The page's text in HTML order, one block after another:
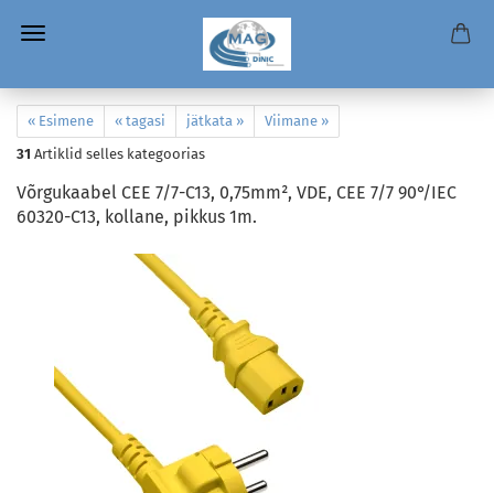
« Esimene « tagasi jätkata »
Viimane »
31 Artiklid selles kategoorias
Võrgukaabel CEE 7/7-C13, 0,75mm², VDE, CEE 7/7 90°/IEC
60320-C13, kollane, pikkus 1m.